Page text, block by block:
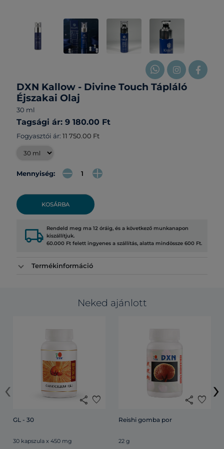
DXN Kallow - Divine Touch Tápláló
Éjszakai Olaj
30 ml
Tagsági ár: 9 180.00 Ft
Fogyasztói ár: 11 750.00 Ft
Mennyiség:
KOSÁRBA
local_shipping Rendeld meg ma 12 óráig, és a következő munkanapon
kiszállítjuk.
60.000 Ft felett ingyenes a szállítás, alatta mindössze 600 Ft.
Termékinformáció
Neked ajánlott
share favorite
GL - 30
30 kapszula x 450 mg
share favorite
Reishi gomba por
22 g
‹ ›